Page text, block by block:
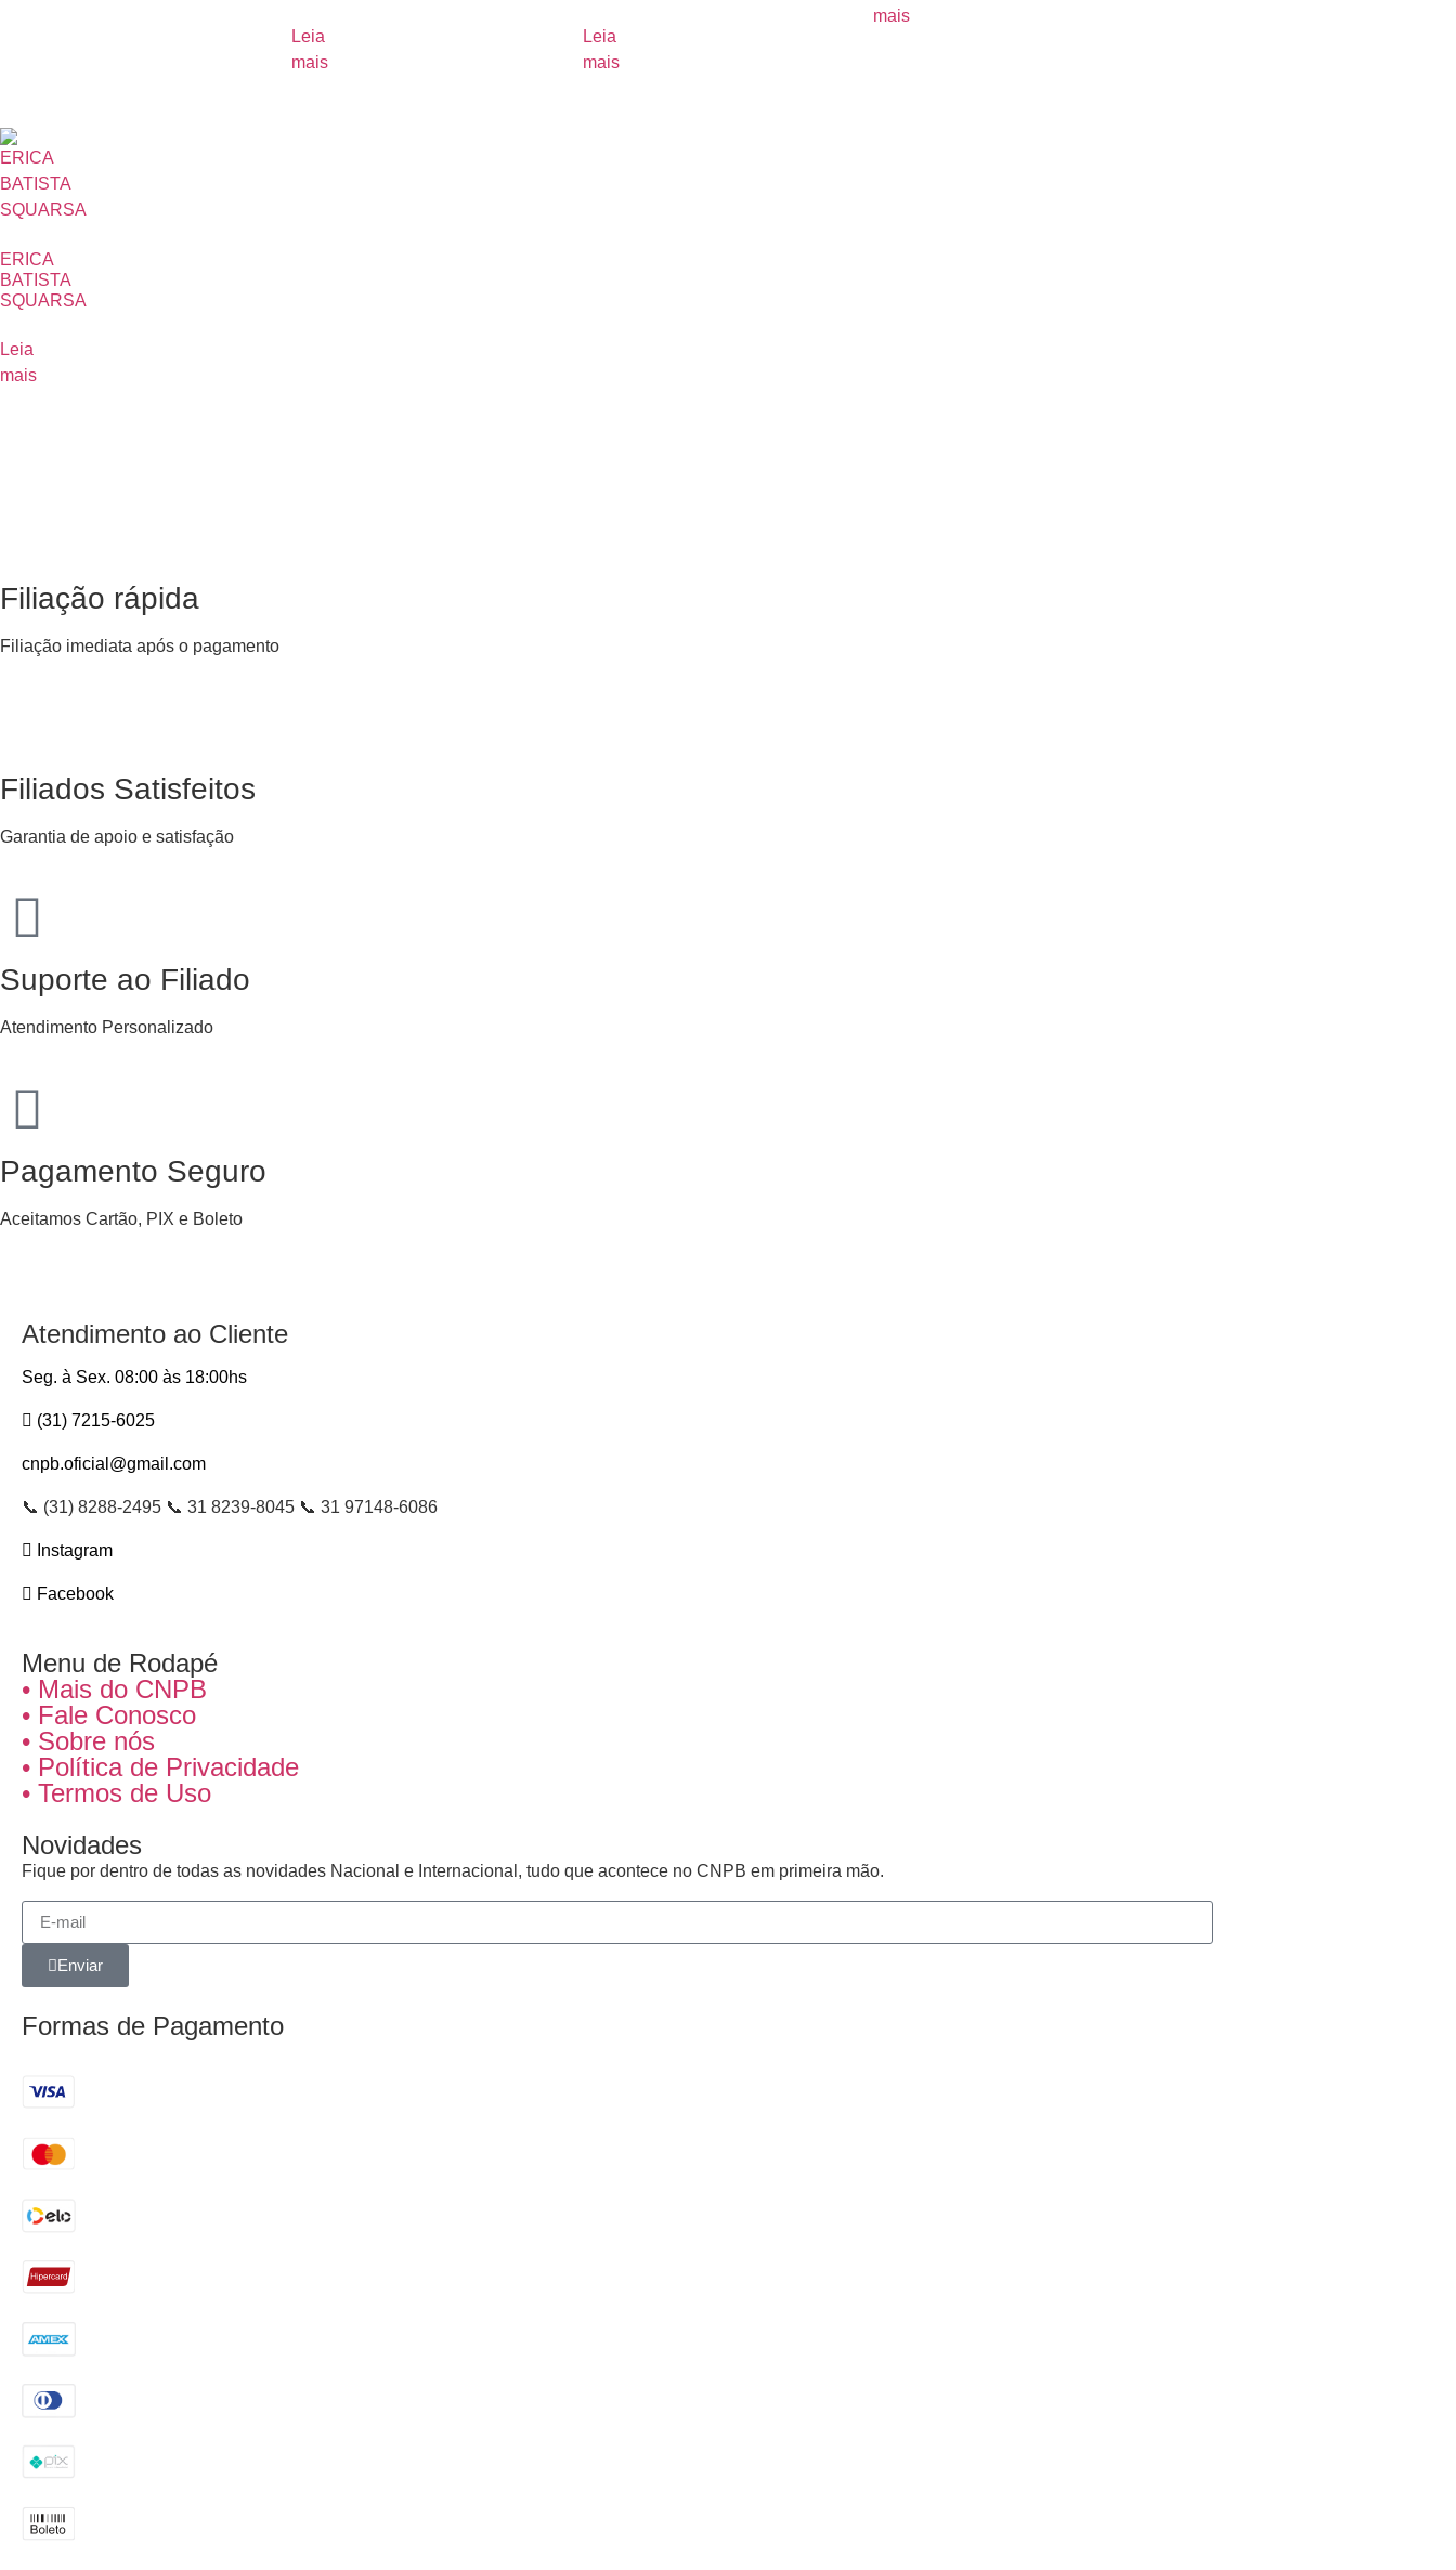
Leia
mais
Leia
mais
mais
ERICA
BATISTA
SQUARSA
Leia
mais
Filiação rápida
Filiação imediata após o pagamento
Filiados Satisfeitos
Garantia de apoio e satisfação
Suporte ao Filiado
Atendimento Personalizado
Pagamento Seguro
Aceitamos Cartão, PIX e Boleto
Atendimento ao Cliente
Seg. à Sex. 08:00 às 18:00hs
(31) 7215-6025
cnpb.oficial@gmail.com
📞 (31) 8288-2495 📞 31 8239-8045 📞 31 97148-6086
Instagram
Facebook
Menu de Rodapé
• Mais do CNPB
• Fale Conosco
• Sobre nós
• Política de Privacidade
• Termos de Uso
Novidades
Fique por dentro de todas as novidades Nacional e Internacional, tudo que acontece no CNPB em primeira mão.
Enviar
Formas de Pagamento